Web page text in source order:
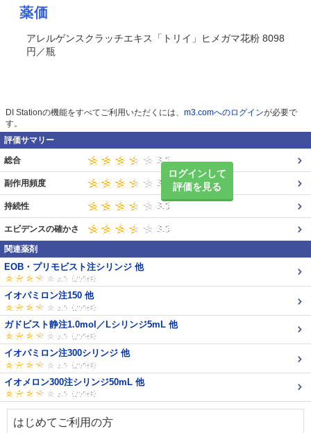
薬価
アレルゲンスクラッチエキス「トリイ」ヒメガマ花粉 8098
円／瓶
DI Stationの機能をすべてご利用いただくには、 m3.comへのログインが必要で
す。
評価サマリー
ログインして
評価を見る
総合
副作用頻度
持続性
エビデンスの確かさ
関連薬剤
EOB・プリモビスト注シリンジ 他
イオパミロン注150 他
ガドビスト静注1.0mol／Lシリンジ5mL 他
イオパミロン注300シリンジ 他
イオメロン300注シリンジ50mL 他
はじめてご利用の方